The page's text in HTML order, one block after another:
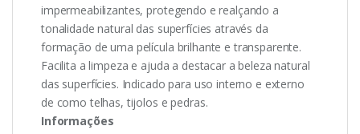
impermeabilizantes, protegendo e realçando a
tonalidade natural das superfícies através da
formação de uma película brilhante e transparente.
Facilita a limpeza e ajuda a destacar a beleza natural
das superfícies. Indicado para uso interno e externo
de como telhas, tijolos e pedras.
Informações